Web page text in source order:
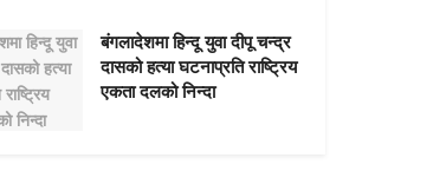
बंगलादेशमा हिन्दू युवा दीपू चन्द्र
दासको हत्या घटनाप्रति राष्ट्रिय
एकता दलको निन्दा